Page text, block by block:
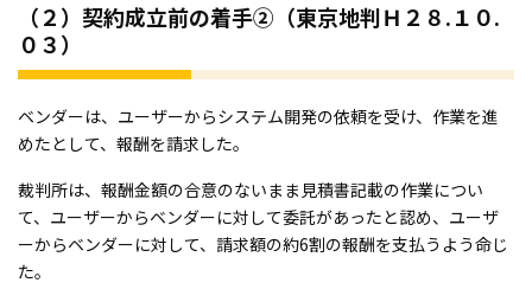
（２）契約成立前の着手②（東京地判Ｈ２８.１０.
０３）
ベンダーは、ユーザーからシステム開発の依頼を受け、作業を進
めたとして、報酬を請求した。
裁判所は、報酬金額の合意のないまま見積書記載の作業につい
て、ユーザーからベンダーに対して委託があったと認め、ユーザ
ーからベンダーに対して、請求額の約6割の報酬を支払うよう命じ
た。